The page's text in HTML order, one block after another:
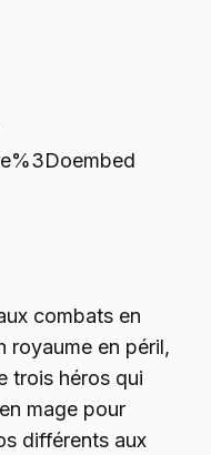
combats en
royaume en péril,
trois héros qui
mage pour
différents aux